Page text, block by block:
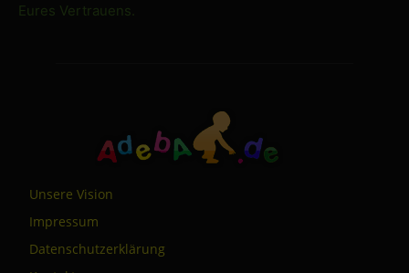
Eures Vertrauens.
Unsere Vision
Impressum
Datenschutzerklärung